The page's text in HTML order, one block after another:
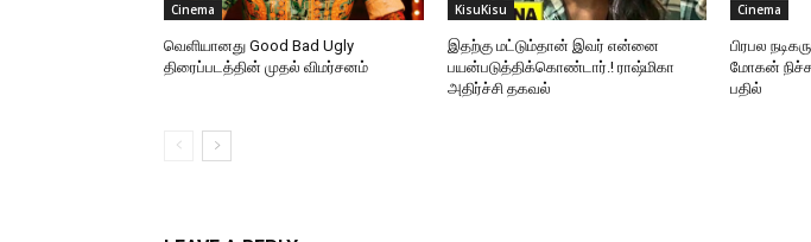
Cinema
வெளியானது Good Bad Ugly
திரைப்படத்தின் முதல் விமர்சனம்
KisuKisu
இதற்கு மட்டும்தான் இவர் என்னை
பயன்படுத்திக்கொண்டார்.! ராஷ்மிகா
அதிர்ச்சி தகவல்
Cinema
பிரபல
மோகன்
பதில்